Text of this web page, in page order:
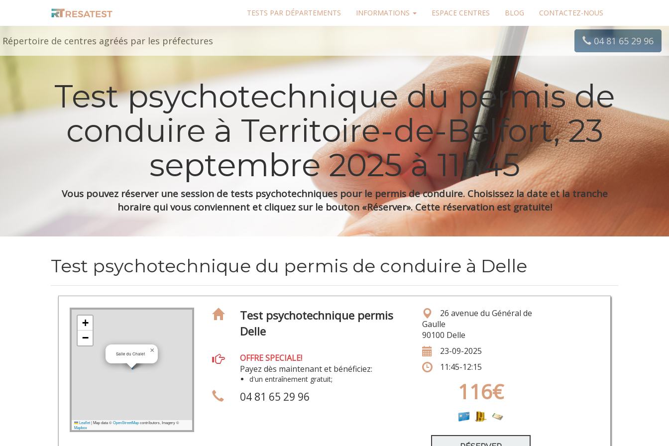
TESTS PAR DÉPARTEMENTS INFORMATIONS ESPACE CENTRES BLOG CONTACTEZ-NOUS
Répertoire de centres agréés par les préfectures 04 81 65 29 96
Test psychotechnique du permis de
conduire à Territoire-de-Belfort, 23
septembre 2025 à 11h45
Vous pouvez réserver une session de tests psychotechniques pour le permis de conduire. Choisissez la date et la tranche
horaire qui vous conviennent et cliquez sur le bouton «Réserver». Cette réservation est gratuite!
Test psychotechnique du permis de conduire à Delle
Salle du Chalet ×
+
−
Leaflet |Map data ©OpenStreetMapcontributors, Imagery ©
Mapbox
Test psychotechnique permis
Delle
OFFRE SPECIALE!
Payez dès maintenant et bénéficiez:
d'un entraînement gratuit;
04 81 65 29 96
26 avenue du Général de
Gaulle
90100 Delle
23-09-2025
11:45-12:15
116€